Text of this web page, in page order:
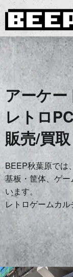
アーケ
レトロ
販売/買取
BEEP秋葉原では
基板・筐体、ゲ
います。
レトロゲームカ